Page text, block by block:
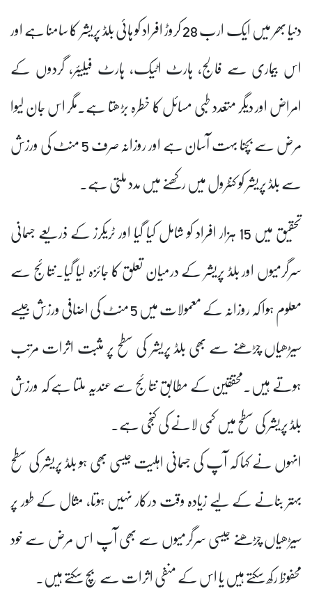
دنیا بھر میں ایک ارب 28 کروڑ افراد کو ہائی بلڈ پریشر کا سامنا ہے اور
اس بیماری سے فالج، ہارٹ اٹیک، ہارٹ فیلیئر، گردوں کے
امراض اور دیگر متعدد طبی مسائل کا خطرہ بڑھتا ہے۔مگر اس جان لیوا
مرض سے بچنا بہت آسان ہے اور روزانہ صرف 5 منٹ کی ورزش
سے بلڈ پریشر کو کنٹرول میں رکھنے میں مدد ملتی ہے۔
تحقیق میں 15 ہزار افراد کو شامل کیا گیا اور ٹریکرز کے ذریعے جسمانی
سرگرمیوں اور بلڈ پریشر کے درمیان تعلق کا جائزہ لیا گیا۔نتائج سے
معلوم ہوا کہ روزانہ کے معمولات میں 5 منٹ کی اضافی ورزش جیسے
سیڑھیاں چڑھنے سے بھی بلڈ پریشر کی سطح پر مثبت اثرات مرتب
ہوتے ہیں۔محققین کے مطابق نتائج سے عندیہ ملتا ہے کہ ورزش
بلڈ پریشر کی سطح میں کمی لانے کی کنجی ہے۔
انہوں نے کہا کہ آپ کی جسمانی اہلیت جیسی بھی ہو بلڈ پریشر کی سطح
بہتر بنانے کے لیے زیادہ وقت درکار نہیں ہوتا، مثال کے طور پر
سیڑھیاں چڑھنے جیسی سرگرمیوں سے بھی آپ اس مرض سے خود
محفوظ رکھ سکتے ہیں یا اس کے منفی اثرات سے بچ سکتے ہیں۔